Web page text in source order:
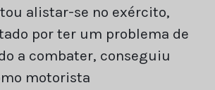
alistar-se no exército,
por ter um problema de
a combater, conseguiu
motorista